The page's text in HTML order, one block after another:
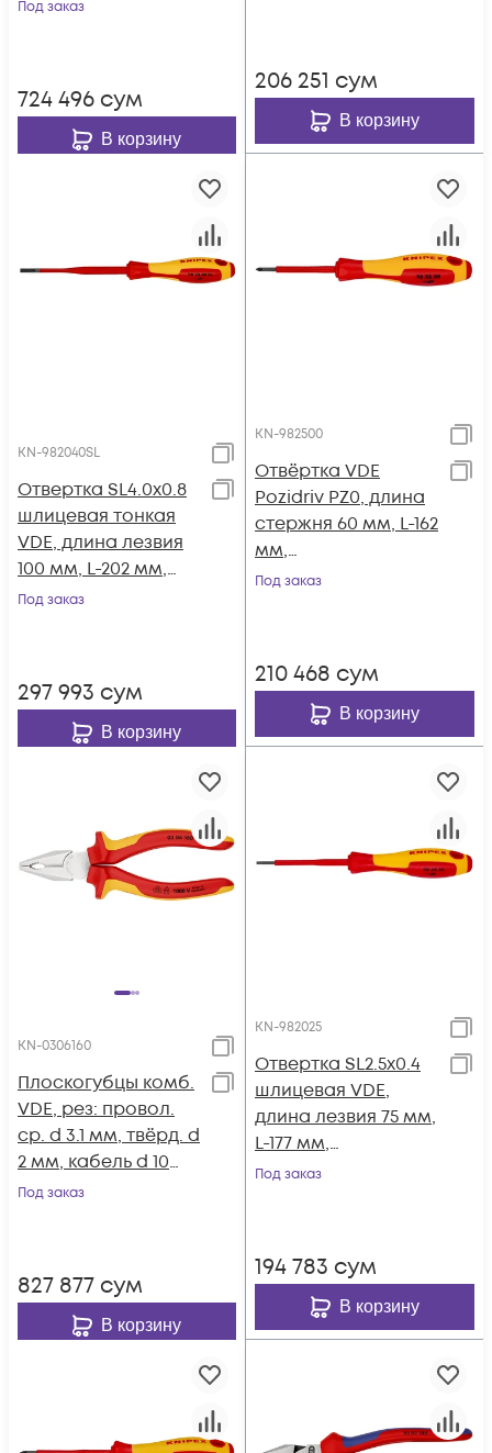
Под заказ
724 496 сум
В корзину
206 251 сум
В корзину
KN-982040SL
Отвертка SL4.0x0.8
шлицевая тонкая
VDE, длина лезвия
100 мм, L-202 мм,
диэлектрическая, 2-
Под заказ
297 993 сум
В корзину
KN-982500
Отвёртка VDE
Pozidriv PZ0, длина
стержня 60 мм, L-162
мм,
диэлектрическая, 2-
Под заказ
210 468 сум
В корзину
KN-0306160
Плоскогубцы комб.
VDE, рез: провол.
ср. d 3.1 мм, твёрд. d
2 мм, кабель d 10
мм (16 мм²), L-160
Под заказ
827 877 сум
В корзину
KN-982025
Отвертка SL2.5x0.4
шлицевая VDE,
длина лезвия 75 мм,
L-177 мм,
диэлектрическая, 2-
Под заказ
194 783 сум
В корзину